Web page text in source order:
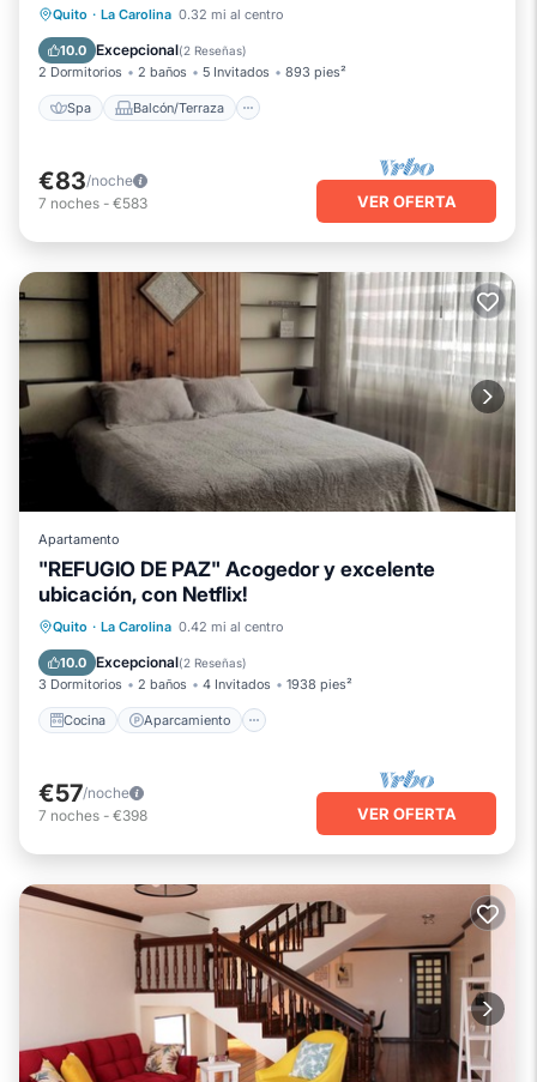
Quito · La Carolina 0.32 mi al centro
10.0 Excepcional(2 Reseñas)
2 Dormitorios 2 baños 5 Invitados 893 pies²
Spa Balcón/Terraza
Spa
Balcón/Terraza
Se admiten mascotas
€83/noche
7 noches - €583 VER OFERTA
Apartamento
"REFUGIO DE PAZ" Acogedor y excelente
ubicación, con Netflix!
Quito · La Carolina 0.42 mi al centro
10.0 Excepcional(2 Reseñas)
3 Dormitorios 2 baños 4 Invitados 1938 pies²
Cocina Aparcamiento
Cocina Aparcamiento
Accesible en silla de ruedas
€57/noche
7 noches - €398 VER OFERTA